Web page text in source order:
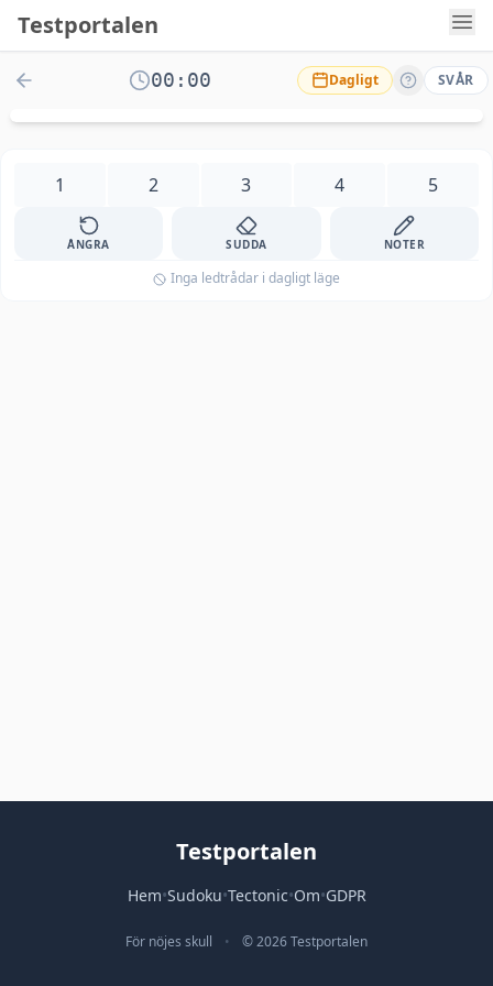
Testportalen
00:00 Dagligt SVÅR
1 2 3 4 5
ÅNGRA SUDDA NOTER
Inga ledtrådar i dagligt läge
Testportalen
Hem•Sudoku•Tectonic•Om•GDPR
För nöjes skull • © 2026 Testportalen